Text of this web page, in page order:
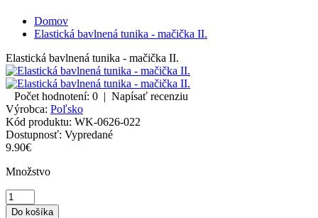
Domov
Elastická bavlnená tunika - mačička II.
Elastická bavlnená tunika - mačička II.
Počet hodnotení: 0 | Napísať recenziu
Výrobca: Poľsko
Kód produktu: WK-0626-022
Dostupnosť: Vypredané
9.90€
Množstvo